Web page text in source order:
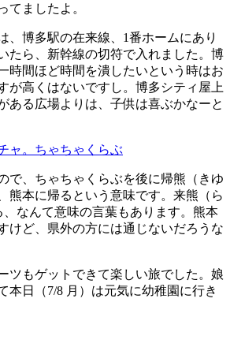
てましたよ。
、博多駅の在来線、1番ホームにあり
たら、新幹線の切符で入れました。博
時間ほど時間を潰したいという時はお
が高くはないですし。博多シティ屋上
ある広場よりは、子供は喜ぶかなーと
ャ。ちゃちゃくらぶ
で、ちゃちゃくらぶを後に帰熊（きゆ
熊本に帰るという意味です。来熊（ら
なんて意味の言葉もあります。熊本
けど、県外の方には通じないだろうな
ツもゲットできて楽しい旅でした。娘
本日（7/8 月）は元気に幼稚園に行き